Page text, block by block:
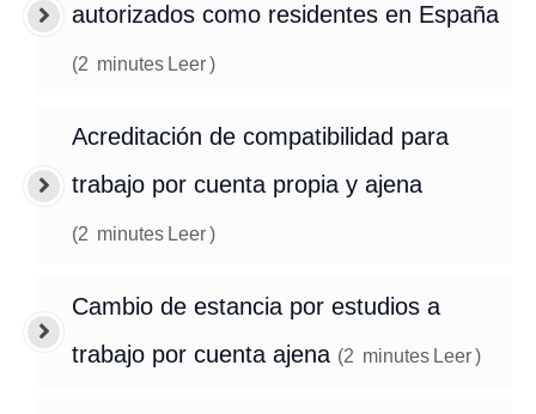
autorizados como residentes en España
(2 minutes Leer)
Acreditación de compatibilidad para
trabajo por cuenta propia y ajena
(2 minutes Leer)
Cambio de estancia por estudios a
trabajo por cuenta ajena (2 minutes Leer)